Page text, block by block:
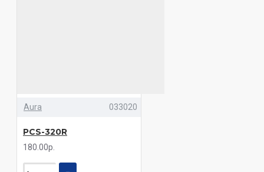
Aura 033020
PCS-320R
180.00р.